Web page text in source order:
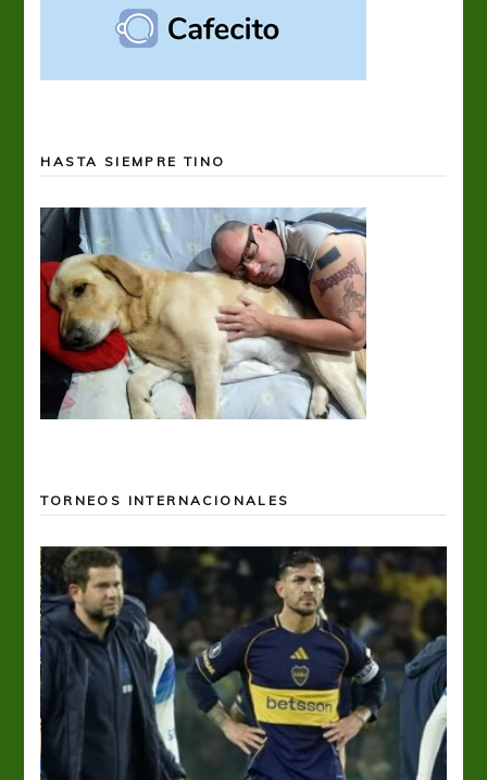
HASTA SIEMPRE TINO
TORNEOS INTERNACIONALES